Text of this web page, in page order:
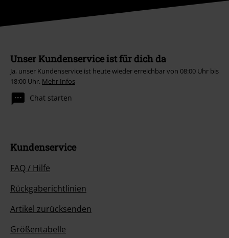
Unser Kundenservice ist für dich da
Ja, unser Kundenservice ist heute wieder erreichbar von 08:00 Uhr bis
18:00 Uhr. Mehr Infos
Chat starten
Kundenservice
FAQ / Hilfe
Rückgaberichtlinien
Artikel zurücksenden
Größentabelle